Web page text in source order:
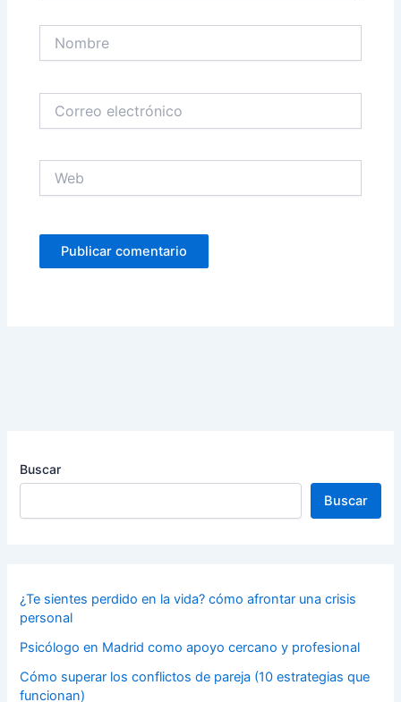
electrónico
Buscar
Buscar
¿Te sientes perdido en la vida? cómo afrontar una crisis
personal
Psicólogo en Madrid como apoyo cercano y profesional
Cómo superar los conflictos de pareja (10 estrategias que
funcionan)